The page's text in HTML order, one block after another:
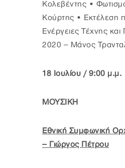
Κολεβέντης •
Κούρτης • Εκτέλεση
Ενέργειες Τέχνης και
2020 – Μάνος
18 Ιουλίου / 9:00 μ.μ.
ΜΟΥΣΙΚΗ
Εθνική Συμφωνική
– Γιώργος Πέτρου